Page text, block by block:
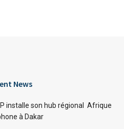
News
installe son hub régional Afrique
à Dakar